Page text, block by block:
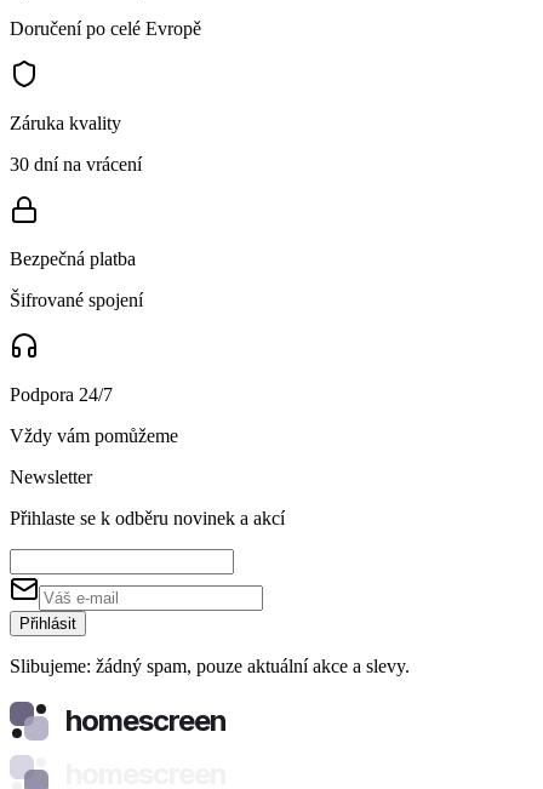
Doručení po celé Evropě
Záruka kvality
30 dní na vrácení
Bezpečná platba
Šifrované spojení
Podpora 24/7
Vždy vám pomůžeme
Newsletter
Přihlaste se k odběru novinek a akcí
Přihlásit
Slibujeme: žádný spam, pouze aktuální akce a slevy.
homescreen